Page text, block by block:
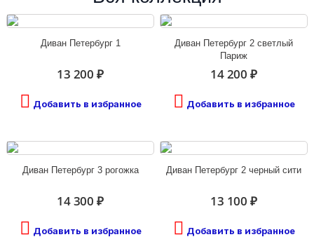
Диван Петербург 1
13 200 ₽
Добавить в избранное
Диван Петербург 2 светлый
Париж
14 200 ₽
Добавить в избранное
Диван Петербург 3 рогожка
14 300 ₽
Добавить в избранное
Диван Петербург 2 черный сити
13 100 ₽
Добавить в избранное